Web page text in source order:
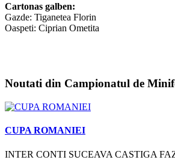
Cartonas galben:
Gazde: Tiganetea Florin
Oaspeti: Ciprian Ometita
Noutati din Campionatul de
CUPA ROMANIEI
INTER CONTI SUCEAVA CASTIGA